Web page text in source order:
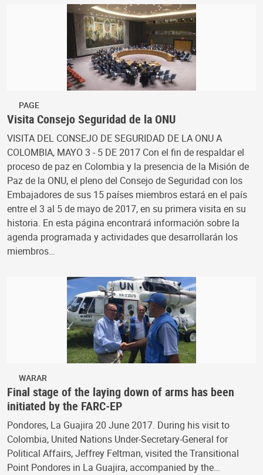
PAGE
Visita Consejo Seguridad de la ONU
VISITA DEL CONSEJO DE SEGURIDAD DE LA ONU A
COLOMBIA, MAYO 3 - 5 DE 2017 Con el fin de respaldar el
proceso de paz en Colombia y la presencia de la Misión de
Paz de la ONU, el pleno del Consejo de Seguridad con los
Embajadores de sus 15 países miembros estará en el país
entre el 3 al 5 de mayo de 2017, en su primera visita en su
historia. En esta página encontrará información sobre la
agenda programada y actividades que desarrollarán los
miembros…
WARAR
Final stage of the laying down of arms has been
initiated by the FARC-EP
Pondores, La Guajira 20 June 2017. During his visit to
Colombia, United Nations Under-Secretary-General for
Political Affairs, Jeffrey Feltman, visited the Transitional
Point Pondores in La Guajira, accompanied by the…